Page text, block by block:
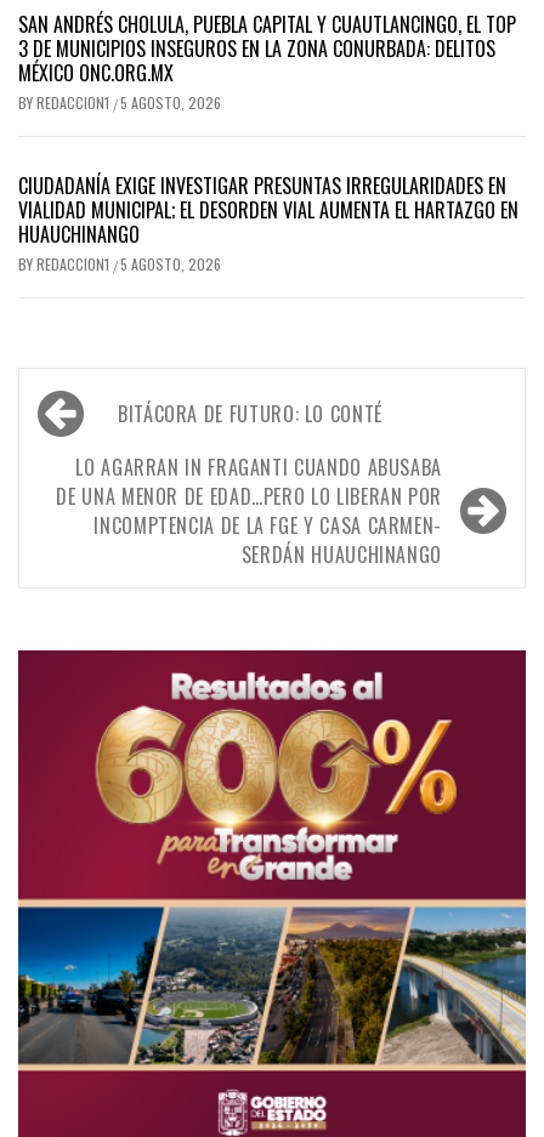
SAN ANDRÉS CHOLULA, PUEBLA CAPITAL Y CUAUTLANCINGO, EL TOP
3 DE MUNICIPIOS INSEGUROS EN LA ZONA CONURBADA: DELITOS
MÉXICO ONC.ORG.MX
BYREDACCION1 /5 AGOSTO, 2026
CIUDADANÍA EXIGE INVESTIGAR PRESUNTAS IRREGULARIDADES EN
VIALIDAD MUNICIPAL; EL DESORDEN VIAL AUMENTA EL HARTAZGO EN
HUAUCHINANGO
BYREDACCION1 /5 AGOSTO, 2026
Navegación
de
entradas
BITÁCORA DE FUTURO: LO CONTÉ
LO AGARRAN IN FRAGANTI CUANDO ABUSABA
DE UNA MENOR DE EDAD…PERO LO LIBERAN POR
INCOMPTENCIA DE LA FGE Y CASA CARMEN-
SERDÁN HUAUCHINANGO